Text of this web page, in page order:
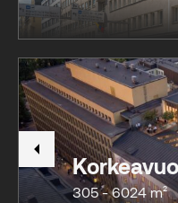
305 - 6024 m²